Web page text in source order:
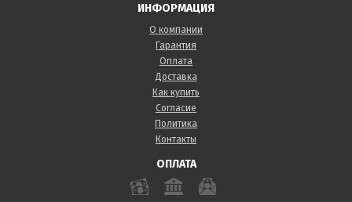
ИНФОРМАЦИЯ
О компании
Гарантия
Оплата
Доставка
Как купить
Согласие
Политика
Контакты
ОПЛАТА